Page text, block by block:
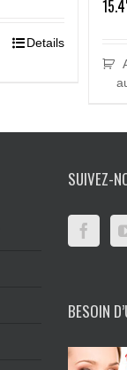
Details
SUIVEZ-
BESOIN